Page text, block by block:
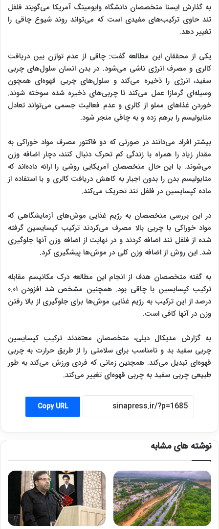
به گذارش ایسنا متخصصان دانشگاه وایومینگ آمریکا می‌گویند فلفل
تند حاوی ترکیب‌های مفیدی است که می‌تواند روند شیوع چاقی را
تغییر دهد.
یکی از محققان این مطالعه گفت: چاقی از عدم توازن بین دریافت
کالری و مصرف انرژی ناشی می‌شود. در بدن انسان سلول‌های چربی
سفید، انرژی را ذخیره می‌کند و سلول‌های چربی قهوه‌ای همچون
وسیله‌ای گرمازا عمل می‌کند تا چربی‌های ذخیره شده سوخته شوند.
خوردن غذاهای مملو از کالری و عدم فعالیت جسمی می‌تواند تعادل
متابولیسم را برهم زده و به چاقی منجر شود.
بیشتر افراد می‌دانند در صورتی که دو فاکتور مصرف مواد خوراکی به
مقدار زیاد را همراه با زندگی کم تحرک دنبال کنند، دچار اضافه وزن
می‌شوند. با این حال متخصصان آمریکایی روشی را ارائه داده‌اند که
متابولیسم بدن را بدون اجبار به کاهش دریافت کالری و با استفاده از
ماده کپسایسین در فلفل تند تحریک می‌کند.
در این بررسی متخصصان به رژیم غذایی موش‌های آزمایشگاهی که
مواد خوراکی با چربی بالا مصرف می‌کردند ترکیب کپسایسین گرفته
شده از فلفل تند اضافه کردند و در نهایت از اضافه وزن آنها جلوگیری
شد. این روش از اضافه وزن کلی در موش‌ها پیشگیری کرد.
به گفته متخصصان هدف از انجام این مطالعه درک مکانیسم مقابله
ترکیب کپسایسین با چاقی بود. همچنین مشخص شد افزودن ۰.۰۱
درصد از این ترکیب به رژیم غذایی موش‌ها برای جلوگیری از بالا رفتن
وزن در آنها کافی است.
به گزارش مدیکال دیلی، متخصصان معتقدند ترکیب کپسایسین
چربی سفید بد و نامناسب برای سلامتی را از طریق حرارت به چربی
قهوه‌ای تبدیل می‌کند. همچنین زمانی که فردی ورزش می‌کند به طور
طبیعی چربی سفید به چربی قهوه‌ای تغییر می‌کند.
Copy URL
نوشته های مشابه